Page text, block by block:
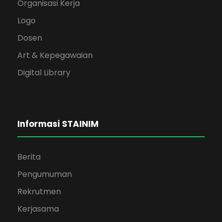
Organisasi Kerja
Logo
Dosen
Art & Kepegawaian
Digital Library
Informasi STAINIM
Berita
Pengumuman
Rekrutmen
Kerjasama